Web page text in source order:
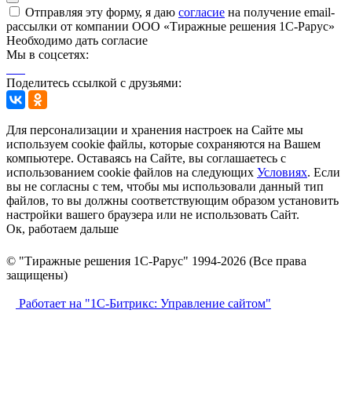
Отправляя эту форму, я даю согласие на получение email-
рассылки от компании ООО «Тиражные решения 1С-Рарус»
Необходимо дать согласие
Мы в соцсетях:
Поделитесь ссылкой с друзьями:
Для персонализации и хранения настроек на Сайте мы
используем cookie файлы, которые сохраняются на Вашем
компьютере. Оставаясь на Сайте, вы соглашаетесь с
использованием cookie файлов на следующих Условиях. Если
вы не согласны с тем, чтобы мы использовали данный тип
файлов, то вы должны соответствующим образом установить
настройки вашего браузера или не использовать Сайт.
Ок, работаем дальше
© "Тиражные решения 1С-Рарус" 1994-2026 (Все права
защищены)
Работает на "1С-Битрикс: Управление сайтом"